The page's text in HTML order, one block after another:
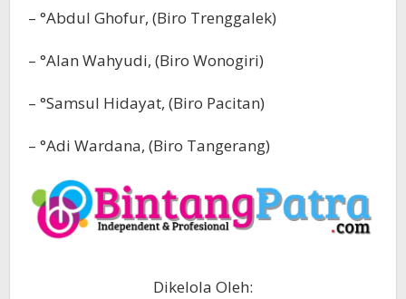
– °Abdul Ghofur, (Biro Trenggalek)
– °Alan Wahyudi, (Biro Wonogiri)
– °Samsul Hidayat, (Biro Pacitan)
– °Adi Wardana, (Biro Tangerang)
Dikelola Oleh: